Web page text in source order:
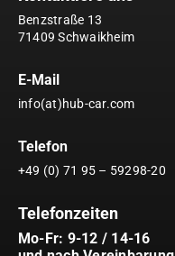
Benzstraße 13
71409 Schwaikheim
E-Mail
info(at)hub-car.com
Telefon
+49 (0) 71 95 – 59298-20
Telefonzeiten
Mo-Fr: 9-12 / 14-16